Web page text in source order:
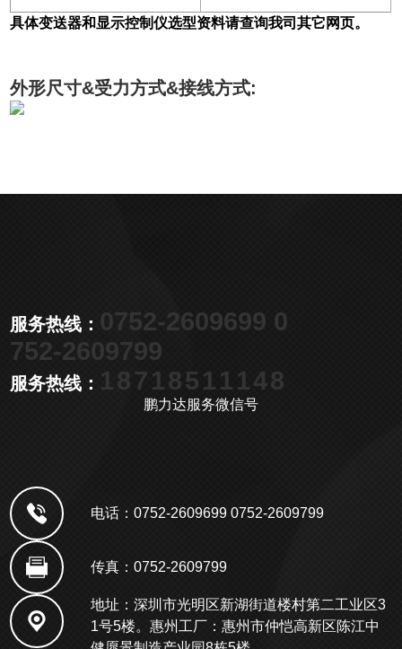
具体变送器和显示控制仪选型资料请查询我司其它网页。
外形尺寸&受力方式&接线方式:
服务热线： 0752-2609699 0
752-2609799
服务热线： 18718511148
鹏力达服务微信号
电话：0752-2609699 0752-2609799
传真：0752-2609799
地址：深圳市光明区新湖街道楼村第二工业区3
1号5楼。惠州工厂：惠州市仲恺高新区陈江中